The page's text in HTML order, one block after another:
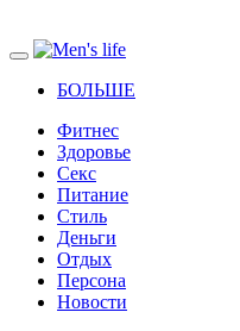
БОЛЬШЕ
Фитнес
Здоровье
Секс
Питание
Стиль
Деньги
Отдых
Персона
Новости